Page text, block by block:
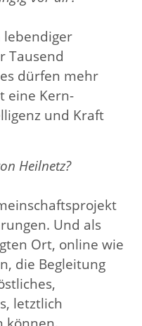
lebendiger
Tausend
dürfen mehr
eine Kern-
und Kraft
Heilnetz?
Und als
Ort, online wie
die Begleitung
letztlich